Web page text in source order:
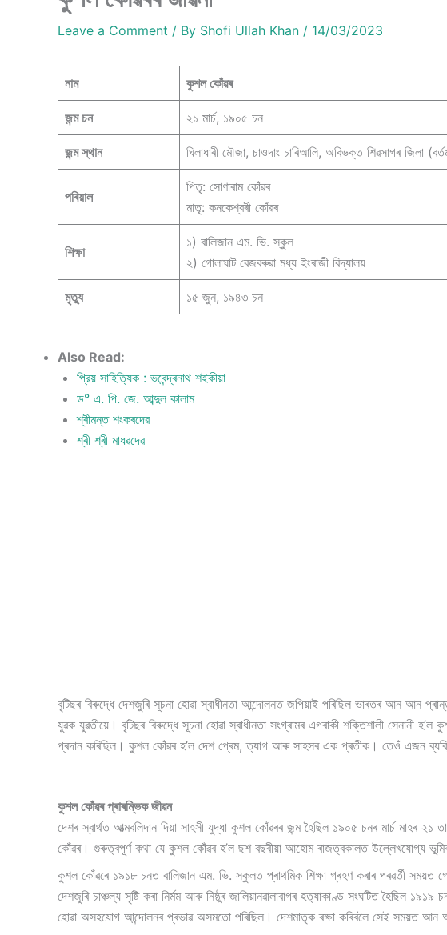
Leave a Comment / By Shofi Ullah Khan / 14/03/2023
নাম কুশল কোঁৱৰ
জন্ম চন ২১ মাৰ্চ, ১৯০৫ চন
জন্ম স্থান ঘিলাধাৰী মৌজা, চাওদাং চাৰিআলি, অবিভক্ত শিৱসাগৰ জিলা
পৰিয়াল
পিতৃ: সোণাৰাম কোঁৱৰ
মাতৃ: কনকেশ্বৰী কোঁৱৰ
শিক্ষা
১) বালিজান এম. ভি. স্কুল
২) গোলাঘাট বেজবৰুৱা মধ্য ইংৰাজী বিদ্যালয়
মৃত্যু ১৫ জুন, ১৯৪৩ চন
Also Read:
প্রিয় সাহিত্যিক : ভবেন্দ্ৰনাথ শইকীয়া
ড° এ. পি. জে. আব্দুল কালাম
শ্ৰীমন্ত শংকৰদেৱ
শ্ৰী শ্ৰী মাধৱদেৱ
বৃটিছৰ বিৰুদ্ধে দেশজুৰি সূচনা হোৱা স্বাধীনতা আন্দোলনত জপিয়াই পৰিছিল ভাৰতৰ আন আন
যুৱক যুৱতীয়ে। বৃটিছৰ বিৰুদ্ধে সূচনা হোৱা স্বাধীনতা সংগ্ৰামৰ এগৰাকী শক্তিশালী সেনানী হ’ল
প্ৰদান কৰিছিল। কুশল কোঁৱৰ হ’ল দেশ প্ৰেম, ত্যাগ আৰু সাহসৰ এক প্ৰতীক। তেওঁ এজন ব্যক্তি
কুশল কোঁৱৰ প্ৰাৰম্ভিক জীৱন
দেশৰ স্বাৰ্থত আত্মবলিদান দিয়া সাহসী যুদ্ধা কুশল কোঁৱৰৰ জন্ম হৈছিল ১৯০৫ চনৰ মাৰ্চ মাহৰ
কোঁৱৰ। গুৰুত্বপূৰ্ণ কথা যে কুশল কোঁৱৰ হ’ল ছশ বছৰীয়া আহোম ৰাজত্বকালত উল্লেখযোগ্য
কুশল কোঁৱৰে ১৯১৮ চনত বালিজান এম. ভি. স্কুলত প্ৰাথমিক শিক্ষা গ্ৰহণ কৰাৰ পৰৱৰ্তী সময়ত
দেশজুৰি চাঞ্চল্য সৃষ্টি কৰা নিৰ্মম আৰু নিষ্ঠুৰ জালিয়ানৱালাবাগৰ হত্যাকাণ্ড সংঘটিত
হোৱা অসহযোগ আন্দোলনৰ প্ৰভাৱ অসমতো পৰিছিল। দেশমাতৃক ৰক্ষা কৰিবলৈ সেই সময়ত